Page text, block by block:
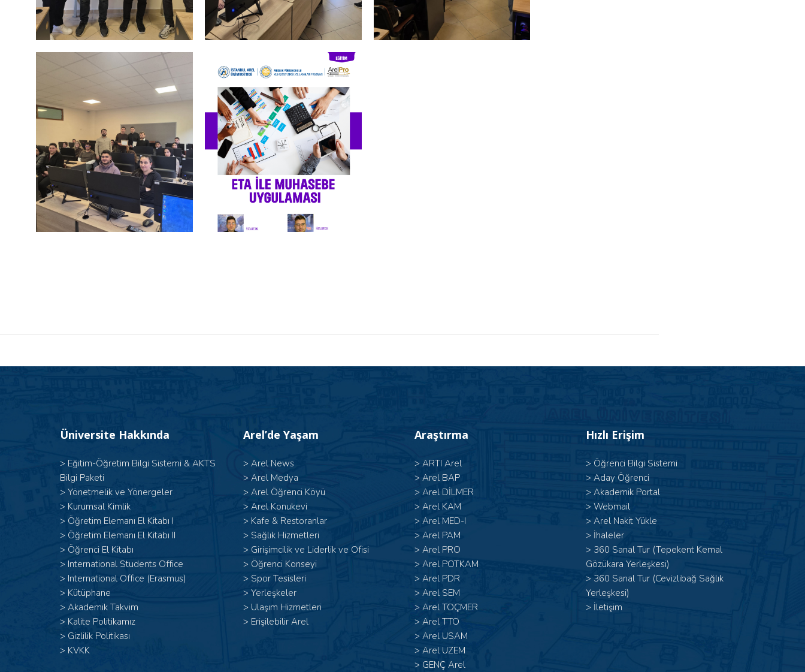
Üniversite Hakkında
> Eğitim-Öğretim Bilgi Sistemi & AKTS
Bilgi Paketi
> Yönetmelik ve Yönergeler
> Kurumsal Kimlik
> Öğretim Elemanı El Kitabı I
> Öğretim Elemanı El Kitabı II
> Öğrenci El Kitabı
> International Students Office
> International Office (Erasmus)
> Kütüphane
> Akademik Takvim
> Kalite Politikamız
> Gizlilik Politikası
> KVKK
Arel’de Yaşam
> Arel News
> Arel Medya
> Arel Öğrenci Köyü
> Arel Konukevi
> Kafe & Restoranlar
> Sağlık Hizmetleri
> Girişimcilik ve Liderlik ve Ofisi
> Öğrenci Konseyi
> Spor Tesisleri
> Yerleşkeler
> Ulaşım Hizmetleri
> Erişilebilir Arel
Araştırma
> ARTI Arel
> Arel BAP
> Arel DİLMER
> Arel KAM
> Arel MED-I
> Arel PAM
> Arel PRO
> Arel POTKAM
> Arel PDR
> Arel SEM
> Arel TOÇMER
> Arel TTO
> Arel USAM
> Arel UZEM
> GENÇ Arel
Hızlı Erişim
> Öğrenci Bilgi Sistemi
> Aday Öğrenci
> Akademik Portal
> Webmail
> Arel Nakit Yükle
> İhaleler
> 360 Sanal Tur (Tepekent Kemal
Gözükara Yerleşkesi)
> 360 Sanal Tur (Cevizlibağ Sağlık
Yerleşkesi)
> İletişim